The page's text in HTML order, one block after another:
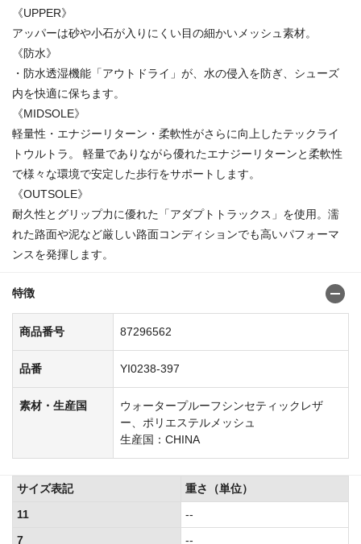
《UPPER》
アッパーは砂や小石が入りにくい目の細かいメッシュ素材。
《防水》
・防水透湿機能「アウトドライ」が、水の侵入を防ぎ、シューズ
内を快適に保ちます。
《MIDSOLE》
軽量性・エナジーリターン・柔軟性がさらに向上したテックライ
トウルトラ。 軽量でありながら優れたエナジーリターンと柔軟性
で様々な環境で安定した歩行をサポートします。
《OUTSOLE》
耐久性とグリップ力に優れた「アダプトトラックス」を使用。濡
れた路面や泥など厳しい路面コンディションでも高いパフォーマ
ンスを発揮します。
特徴
商品番号 87296562
品番 YI0238-397
素材・生産国
ウォータープルーフシンセティックレザ
ー、ポリエステルメッシュ
生産国：CHINA
サイズ表記
重さ（単位）
11
--
7
--